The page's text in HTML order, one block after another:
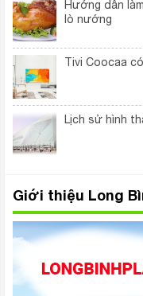
Hướng dẫn
lò nướng
Tivi Coocaa
Lịch sử hình
Giới thiệu Long